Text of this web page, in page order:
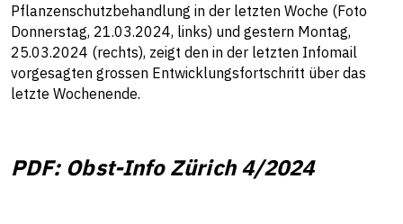
Pflanzenschutzbehandlung in der letzten Woche (Foto
Donnerstag, 21.03.2024, links) und gestern Montag,
25.03.2024 (rechts), zeigt den in der letzten Infomail
vorgesagten grossen Entwicklungsfortschritt über das
letzte Wochenende.
PDF: Obst-Info Zürich 4/2024